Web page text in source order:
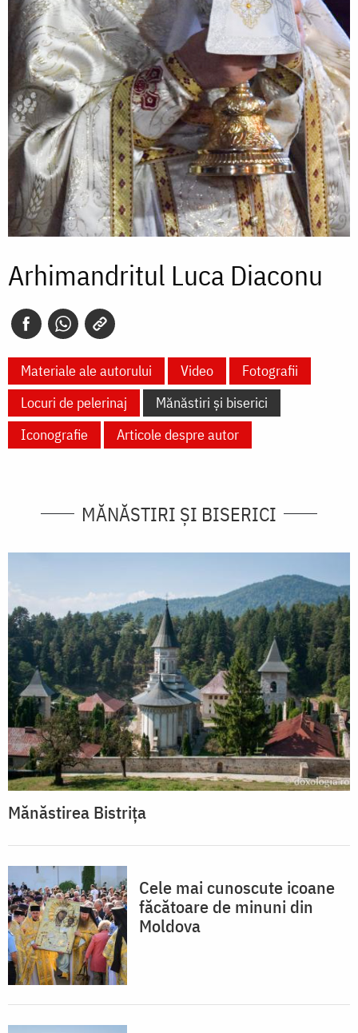
Arhimandritul Luca Diaconu
Materiale ale autorului Video
Fotografii
Locuri de pelerinaj
Mănăstiri și biserici
Iconografie
Articole despre autor
MĂNĂSTIRI ȘI BISERICI
Mănăstirea Bistrița
Cele mai cunoscute icoane
făcătoare de minuni din
Moldova